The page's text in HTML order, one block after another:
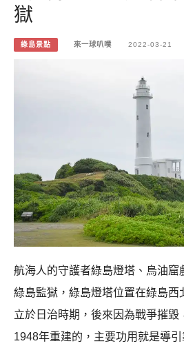
獄
綠島景點 來一球叭噗 2022-03-21
航海人的守護者綠島燈塔、烏油窟
綠島監獄，綠島燈塔位置在綠島西
立於日治時期，後來因為戰爭摧毀
1948年重建的，主要功用就是導